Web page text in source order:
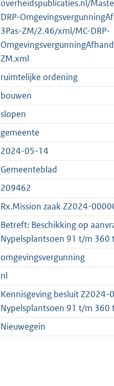
overheidspublicaties.nl/
DRP-
3Pas-ZM/2.46/xml/MC-DRP-
ZM.xml
ruimtelijke ordening
bouwen
slopen
gemeente
2024-05-14
Gemeenteblad
209462
Rx.Mission zaak Z2024-
Betreft: Beschikking op
Nypelsplantsoen 91 t/m 360
omgevingsvergunning
nl
Kennisgeving besluit Z2024-
Nypelsplantsoen 91 t/m 360
Nieuwegein